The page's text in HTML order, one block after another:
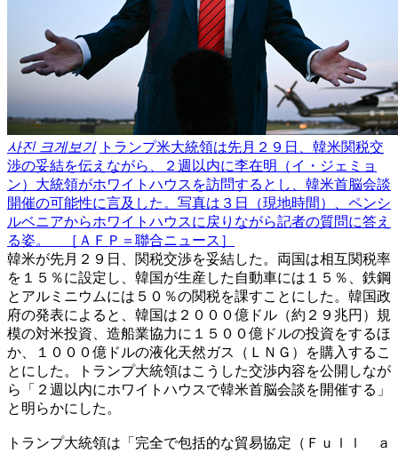
사진 크게보기 トランプ米大統領は先月２９日、韓米関税交
渉の妥結を伝えながら、２週以内に李在明（イ・ジェミョ
ン）大統領がホワイトハウスを訪問するとし、韓米首脳会談
開催の可能性に言及した。写真は３日（現地時間）、ペンシ
ルベニアからホワイトハウスに戻りながら記者の質問に答え
る姿。 ［ＡＦＰ＝聯合ニュース］
韓米が先月２９日、関税交渉を妥結した。両国は相互関税率
を１５％に設定し、韓国が生産した自動車には１５％、鉄鋼
とアルミニウムには５０％の関税を課すことにした。韓国政
府の発表によると、韓国は２０００億ドル（約２９兆円）規
模の対米投資、造船業協力に１５００億ドルの投資をするほ
か、１０００億ドルの液化天然ガス（ＬＮＧ）を購入するこ
とにした。トランプ大統領はこうした交渉内容を公開しなが
ら「２週以内にホワイトハウスで韓米首脳会談を開催する」
と明らかにした。
トランプ大統領は「完全で包括的な貿易協定（Ｆｕｌｌ ａ